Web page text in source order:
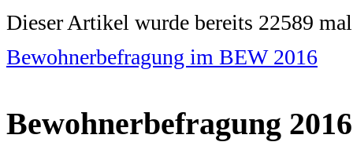
Dieser Artikel wurde bereits 22589 mal
Bewohnerbefragung im BEW 2016
Bewohnerbefragung 2016